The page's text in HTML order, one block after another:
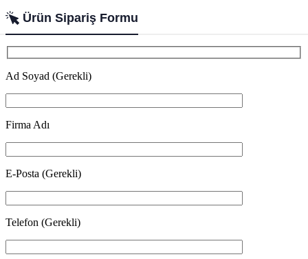
Ürün Sipariş Formu
Ad Soyad (Gerekli)
Firma Adı
E-Posta (Gerekli)
Telefon (Gerekli)